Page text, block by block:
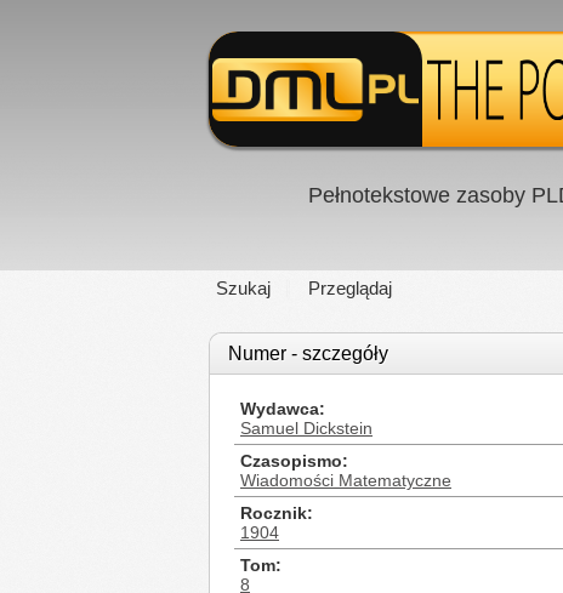
Pełnotekstowe zasoby
Szukaj Przeglądaj
Numer - szczegóły
Wydawca
Samuel Dickstein
Czasopismo
Wiadomości Matematyczne
Rocznik
1904
Tom
8